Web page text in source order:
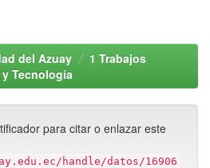
del Azuay
1 Trabajos
Tecnología
para citar o enlazar este
handle/datos/16906